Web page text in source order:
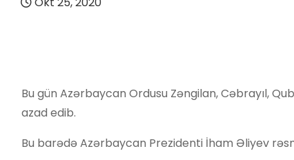
Bu gün Azərbaycan Ordusu Zəngilan, Cəbrayıl,
azad edib.
Bu barədə Azərbaycan Prezidenti İham Əliyev